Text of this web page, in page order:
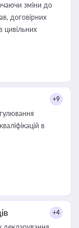
зміни до
договірних
цивільних
+9
в
+4